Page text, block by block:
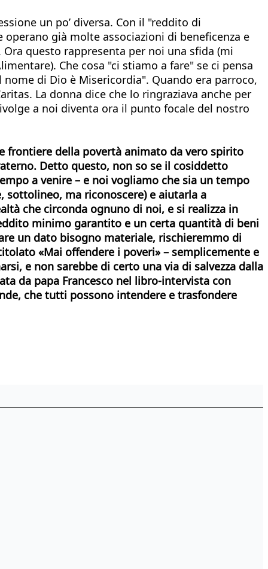
un po’ diversa. Con il "reddito di
già molte associazioni di beneficenza e
questo rappresenta per noi una sfida (mi
Che cosa "ci stiamo a fare" se ci pensa
di Dio è Misericordia". Quando era parroco,
La donna dice che lo ringraziava anche per
a noi diventa ora il punto focale del nostro
frontiere della povertà animato da vero spirito
Detto questo, non so se il cosiddetto
a venire – e noi vogliamo che sia un tempo
sottolineo, ma riconoscere) e aiutarla a
che circonda ognuno di noi, e si realizza in
minimo garantito e un certa quantità di beni
un dato bisogno materiale, rischieremmo di
«Mai offendere i poveri» – semplicemente e
e non sarebbe di certo una via di salvezza dalla
da papa Francesco nel libro-intervista con
che tutti possono intendere e trasfondere